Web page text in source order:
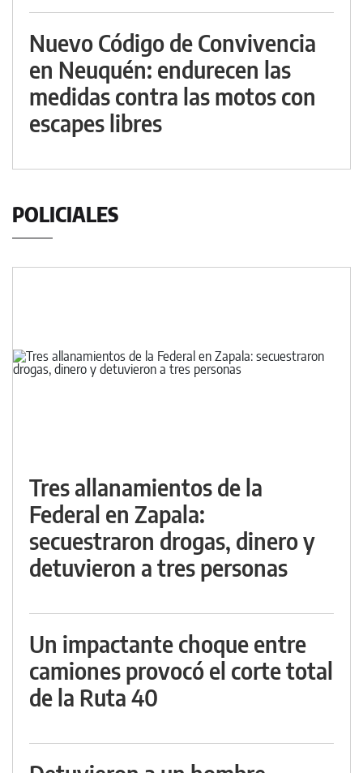
Nuevo Código de Convivencia
en Neuquén: endurecen las
medidas contra las motos con
escapes libres
POLICIALES
Tres allanamientos de la
Federal en Zapala:
secuestraron drogas, dinero y
detuvieron a tres personas
Un impactante choque entre
camiones provocó el corte total
de la Ruta 40